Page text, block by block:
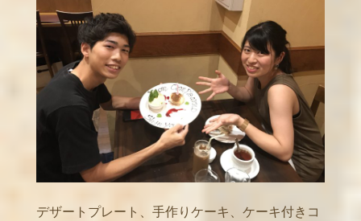
デザートプレート、手作りケーキ、ケーキ付きコ